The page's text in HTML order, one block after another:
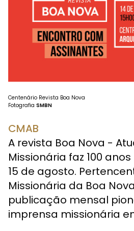
Centenário Revista Boa Nova
Fotografia SMBN
CMAB
A revista Boa Nova -
Missionária faz 100
15 de agosto.
Missionária da Boa
publicação mensal
imprensa missionária